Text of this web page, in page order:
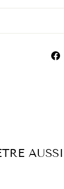
AUSSI